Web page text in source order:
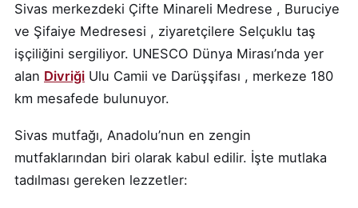
Sivas merkezdeki Çifte Minareli Medrese , Buruciye
ve Şifaiye Medresesi , ziyaretçilere Selçuklu taş
işçiliğini sergiliyor. UNESCO Dünya Mirası’nda yer
alan Divriği Ulu Camii ve Darüşşifası , merkeze 180
km mesafede bulunuyor.
Sivas mutfağı, Anadolu’nun en zengin
mutfaklarından biri olarak kabul edilir. İşte mutlaka
tadılması gereken lezzetler: